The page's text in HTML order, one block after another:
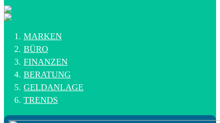
MARKEN
BÜRO
FINANZEN
BERATUNG
GELDANLAGE
TRENDS